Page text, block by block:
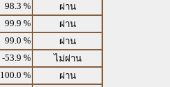
98.3 %
ผ่าน
99.9 %
ผ่าน
99.0 %
ผ่าน
-53.9 %
ไม่ผ่าน
100.0 %
ผ่าน